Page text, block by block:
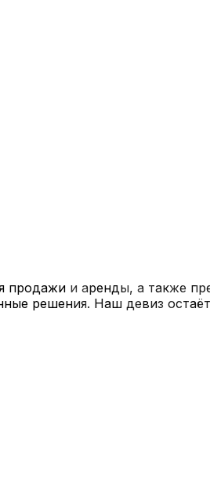
и аренды, а также
решения. Наш девиз